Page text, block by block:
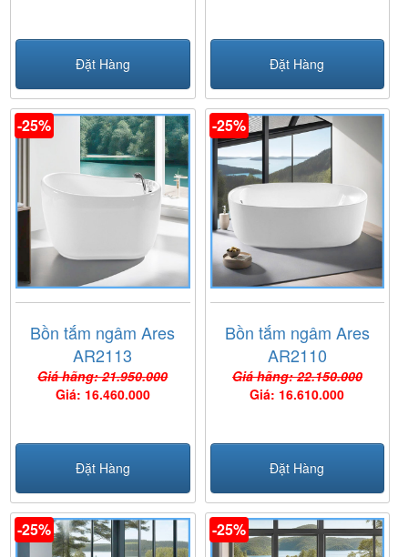
Đặt Hàng Đặt Hàng
-25%
Bồn tắm ngâm Ares
AR2113
Giá hãng: 21.950.000
Giá: 16.460.000
Đặt Hàng
-25%
Bồn tắm ngâm Ares
AR2110
Giá hãng: 22.150.000
Giá: 16.610.000
Đặt Hàng
-25% -25%